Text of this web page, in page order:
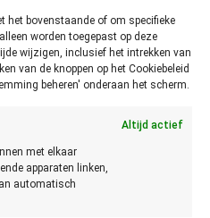
het bovenstaande of om specifieke
worden toegepast op deze
wijzigen, inclusief het intrekken van
van de knoppen op het Cookiebeleid
beheren' onderaan het scherm.
Altijd actief
met elkaar
apparaten linken,
automatisch